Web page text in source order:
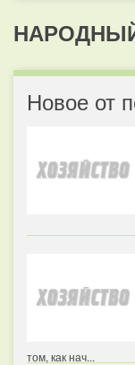
Новое от
том, как нач...